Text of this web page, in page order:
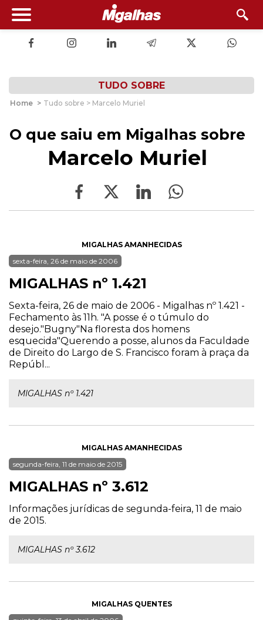
TUDO SOBRE
Home > Tudo sobre > Marcelo Muriel
O que saiu em Migalhas sobre
Marcelo Muriel
MIGALHAS AMANHECIDAS
sexta-feira, 26 de maio de 2006
MIGALHAS nº 1.421
Sexta-feira, 26 de maio de 2006 - Migalhas nº 1.421 -
Fechamento às 11h. "A posse é o túmulo do
desejo."Bugny"Na floresta dos homens
esquecida"Querendo a posse, alunos da Faculdade
de Direito do Largo de S. Francisco foram à praça da
Repúbl...
MIGALHAS nº 1.421
MIGALHAS AMANHECIDAS
segunda-feira, 11 de maio de 2015
MIGALHAS nº 3.612
Informações jurídicas de segunda-feira, 11 de maio
de 2015.
MIGALHAS nº 3.612
MIGALHAS QUENTES